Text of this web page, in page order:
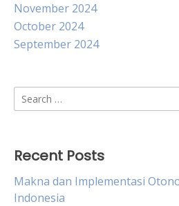
November 2024
October 2024
September 2024
Search
for:
Recent Posts
Makna dan Implementasi
Indonesia